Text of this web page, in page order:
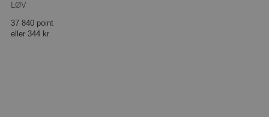
LØV
37 840 point
eller 344 kr